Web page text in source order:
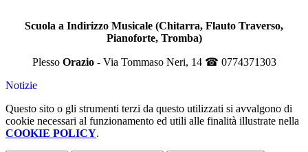
Scuola a Indirizzo Musicale (Chitarra, Flauto Traverso,
Pianoforte, Tromba)
Plesso Orazio - Via Tommaso Neri, 14 ☎ 0774371303
Notizie
Questo sito o gli strumenti terzi da questo utilizzati si avvalgono di
cookie necessari al funzionamento ed utili alle finalità illustrate nella
COOKIE POLICY.